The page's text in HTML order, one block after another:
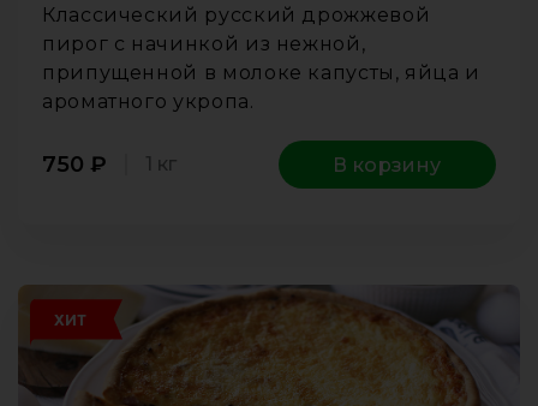
Классический русский дрожжевой
пирог с начинкой из нежной,
припущенной в молоке капусты, яйца и
ароматного укропа.
750 ₽ 1 кг В корзину
ХИТ